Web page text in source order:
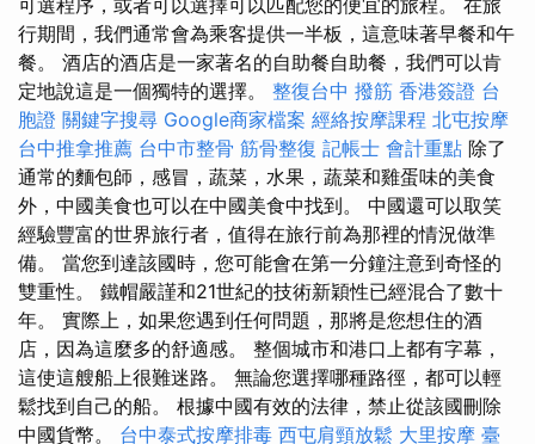
可選程序，或者可以選擇可以匹配您的便宜的旅程。 在旅
行期間，我們通常會為乘客提供一半板，這意味著早餐和午
餐。 酒店的酒店是一家著名的自助餐自助餐，我們可以肯
定地說這是一個獨特的選擇。 整復台中 撥筋 香港簽證 台
胞證 關鍵字搜尋 Google商家檔案 經絡按摩課程 北屯按摩
台中推拿推薦 台中市整骨 筋骨整復 記帳士 會計重點 除了
通常的麵包師，感冒，蔬菜，水果，蔬菜和雞蛋味的美食
外，中國美食也可以在中國美食中找到。 中國還可以取笑
經驗豐富的世界旅行者，值得在旅行前為那裡的情況做準
備。 當您到達該國時，您可能會在第一分鐘注意到奇怪的
雙重性。 鐵帽嚴謹和21世紀的技術新穎性已經混合了數十
年。 實際上，如果您遇到任何問題，那將是您想住的酒
店，因為這麼多的舒適感。 整個城市和港口上都有字幕，
這使這艘船上很難迷路。 無論您選擇哪種路徑，都可以輕
鬆找到自己的船。 根據中國有效的法律，禁止從該國刪除
中國貨幣。 台中泰式按摩排毒 西屯肩頸放鬆 大里按摩 臺